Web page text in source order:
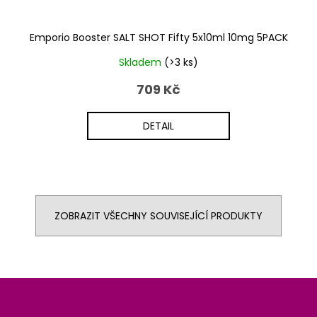
Emporio Booster SALT SHOT Fifty 5x10ml 10mg 5PACK
Skladem (>3 ks)
709 Kč
DETAIL
ZOBRAZIT VŠECHNY SOUVISEJÍCÍ PRODUKTY